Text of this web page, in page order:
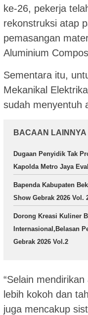
ke-26, pekerja
rekonstruksi atap
pemasangan
Aluminium
Sementara itu,
Mekanikal
sudah menyentuh
BACAAN LAINNYA
Dugaan Penyidik Tak
Kapolda Metro Jaya
Bapenda Kabupaten
Show Gebrak 2026 Vol.
Dorong Kreasi Kuliner
Internasional,Belasan
Gebrak 2026 Vol.2
“Selain
lebih kokoh dan
juga mencakup